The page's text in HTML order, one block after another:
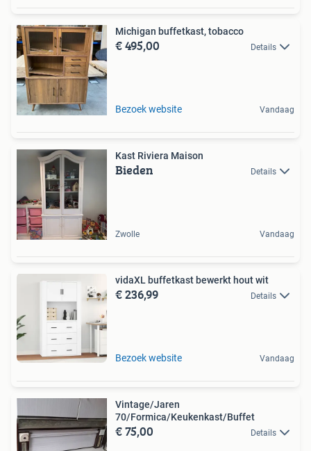
Michigan buffetkast, tobacco
€ 495,00 Details
Bezoek website Vandaag
Kast Riviera Maison
Bieden Details
Zwolle Vandaag
vidaXL buffetkast bewerkt hout wit
€ 236,99 Details
Bezoek website Vandaag
Vintage/Jaren
70/Formica/Keukenkast/Buffet
€ 75,00 Details